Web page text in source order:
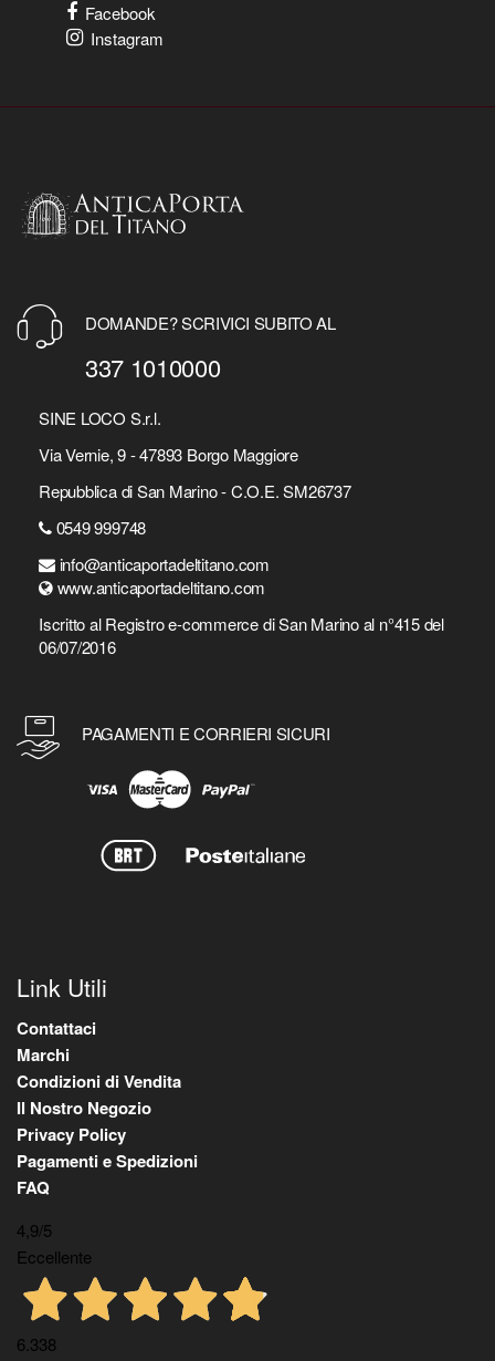
Facebook
Instagram
DOMANDE? SCRIVICI SUBITO AL
337 1010000
SINE LOCO S.r.l.
Via Vernie, 9 - 47893 Borgo Maggiore
Repubblica di San Marino - C.O.E. SM26737
0549 999748
info@anticaportadeltitano.com
www.anticaportadeltitano.com
Iscritto al Registro e-commerce di San Marino al n°415 del
06/07/2016
PAGAMENTI E CORRIERI SICURI
Link Utili
Contattaci
Marchi
Condizioni di Vendita
Il Nostro Negozio
Privacy Policy
Pagamenti e Spedizioni
FAQ
4,9/5
Eccellente
6.338